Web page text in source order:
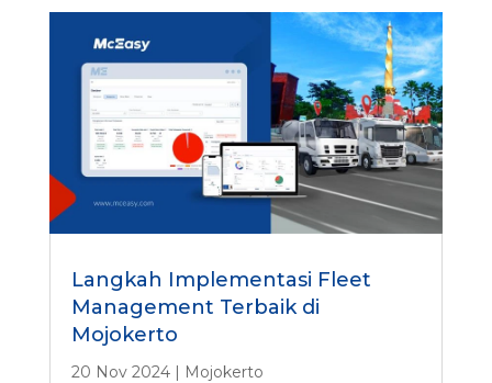
Langkah Implementasi Fleet
Management Terbaik di
Mojokerto
20 Nov 2024| Mojokerto